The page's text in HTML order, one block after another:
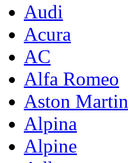
Audi
Acura
AC
Alfa Romeo
Aston Martin
Alpina
Alpine